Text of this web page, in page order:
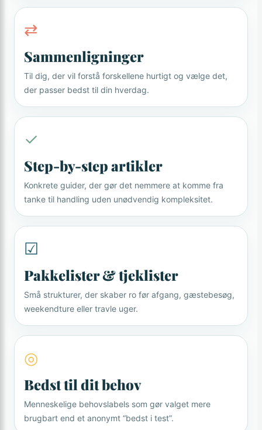
⇄
Sammenligninger
Til dig, der vil forstå forskellene hurtigt og vælge det,
der passer bedst til din hverdag.
✓
Step-by-step artikler
Konkrete guider, der gør det nemmere at komme fra
tanke til handling uden unødvendig kompleksitet.
☑
Pakkelister & tjeklister
Små strukturer, der skaber ro før afgang, gæstebesøg,
weekendture eller travle uger.
◎
Bedst til dit behov
Menneskelige behovslabels som gør valget mere
brugbart end et anonymt “bedst i test”.